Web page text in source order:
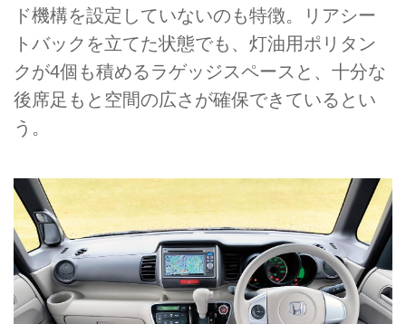
ド機構を設定していないのも特徴。リアシー
トバックを立てた状態でも、灯油用ポリタン
クが4個も積めるラゲッジスペースと、十分な
後席足もと空間の広さが確保できているとい
う。